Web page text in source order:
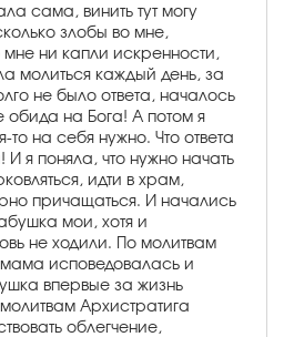
сама, винить тут могу
злобы во мне,
мне ни капли искренности,
молиться каждый день, за
не было ответа, началось
на Бога! А потом я
то на себя нужно. Что ответа
я поняла, что нужно начать
идти в храм,
причащаться. И начались
мои, хотя и
не ходили. По молитвам
исповедовалась и
впервые за жизнь
Архистратига
облегчение,